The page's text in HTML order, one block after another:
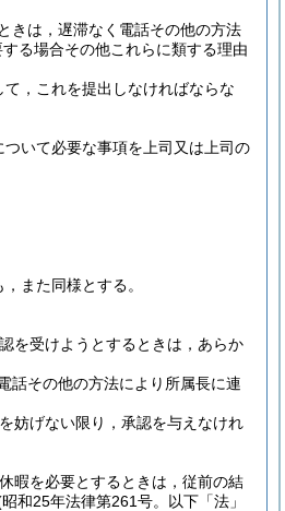
きは，遅滞なく電話その他の方法
る場合その他これらに類する理由
，これを提出しなければならな
いて必要な事項を上司又は上司の
また同様とする。
を受けようとするときは，あらか
話その他の方法により所属長に連
妨げない限り，承認を与えなけれ
暇を必要とするときは，従前の結
和25年法律第261号。以下「法」